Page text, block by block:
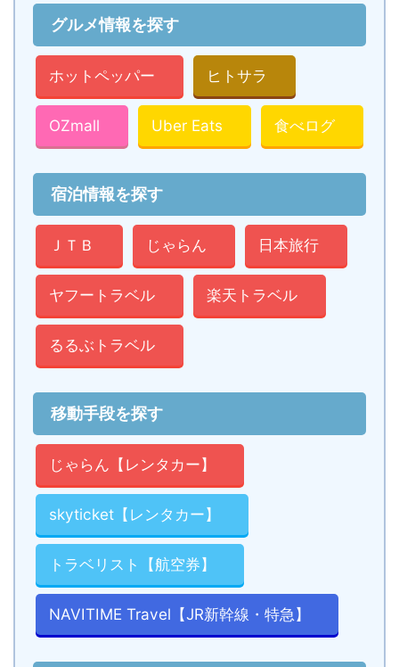
グルメ情報を探す
ホットペッパー ヒトサラ
OZmall Uber Eats 食べログ
宿泊情報を探す
ＪＴＢ じゃらん 日本旅行
ヤフートラベル 楽天トラベル
るるぶトラベル
移動手段を探す
じゃらん【レンタカー】
skyticket【レンタカー】
トラベリスト【航空券】
NAVITIME Travel【JR新幹線・特急】